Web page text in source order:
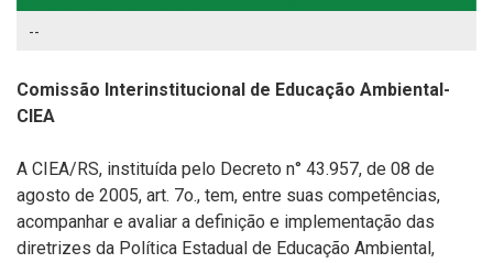
--
Comissão Interinstitucional de Educação Ambiental-
CIEA
A CIEA/RS, instituída pelo Decreto n° 43.957, de 08 de
agosto de 2005, art. 7o., tem, entre suas competências,
acompanhar e avaliar a definição e implementação das
diretrizes da Política Estadual de Educação Ambiental,